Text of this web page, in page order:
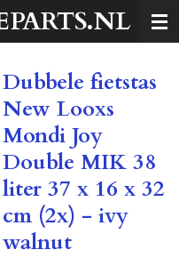
Dubbele fietstas
New Looxs
Mondi Joy
Double MIK 38
liter 37 x 16 x 32
cm (2x) - ivy
walnut